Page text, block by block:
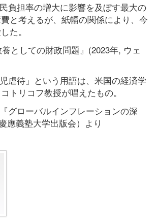
負担率の増大に影響を及ぼす最大の
と考えるが、紙幅の関係により、今
た。
としての財政問題』(2023年, ウェ
虐待」という用語は、米国の経済学
トリコフ教授が唱えたもの。
グローバルインフレーションの深
應義塾大学出版会）より